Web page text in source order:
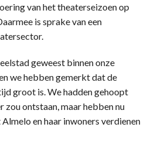
van het theaterseizoen op
is sprake van een
geweest binnen onze
we hebben gemerkt dat de
groot is. We hadden gehoopt
ontstaan, maar hebben nu
en haar inwoners verdienen